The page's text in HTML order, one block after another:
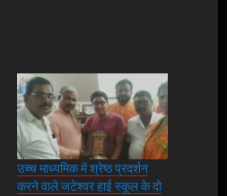
उच्च माध्यमिक में श्रेष्ठ प्रदर्शन
करने वाले जटेश्वर हाई स्कूल के दो